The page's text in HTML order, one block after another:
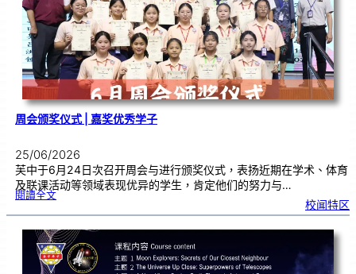
芙
中
大
舞
台
以
鼓
交
流
周会颁奖仪式 | 嘉奖优秀学子
25/06/2026
芙中于6月24日次召开周会与进行颁奖仪式，表扬近期在学术、体育
及联课活动等领域表现优异的学生，肯定他们的努力与…
閱讀全文:周
奖
式
|嘉
奖
优
秀
学
子
校闻特区